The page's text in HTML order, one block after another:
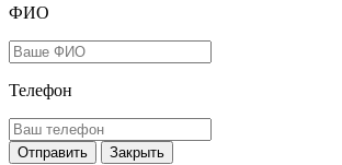
ФИО
Телефон
Закрыть